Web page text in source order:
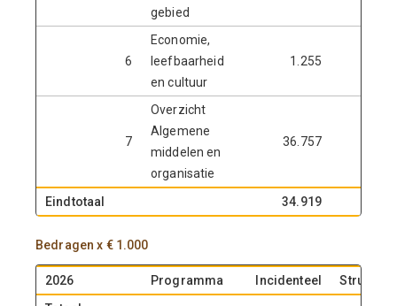
gebied
6
Economie,
leefbaarheid
en cultuur
1.255
7
Overzicht
Algemene
middelen en
organisatie
36.757
Eindtotaal 34.919
Bedragen x € 1.000
2026 Programma Incidenteel